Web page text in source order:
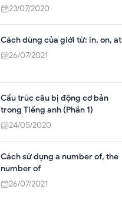
23/07/2020
Cách dùng của giới từ: in, on, at
26/07/2021
Cấu trúc câu bị động cơ bản
trong Tiếng anh (Phần 1)
24/05/2020
Cách sử dụng a number of, the
number of
26/07/2021